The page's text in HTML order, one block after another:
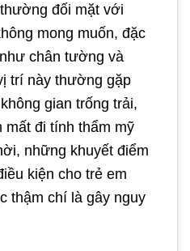
đối mặt với
mong muốn, đặc
chân tường và
trí này thường gặp
gian trống trải,
mất đi tính thẩm mỹ
những khuyết điểm
kiện cho trẻ em
thậm chí là gây nguy